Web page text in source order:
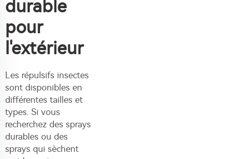
durable
pour
l'extérieur
Les répulsifs insectes
sont disponibles en
différentes tailles et
types. Si vous
recherchez des sprays
durables ou des
sprays qui sèchent